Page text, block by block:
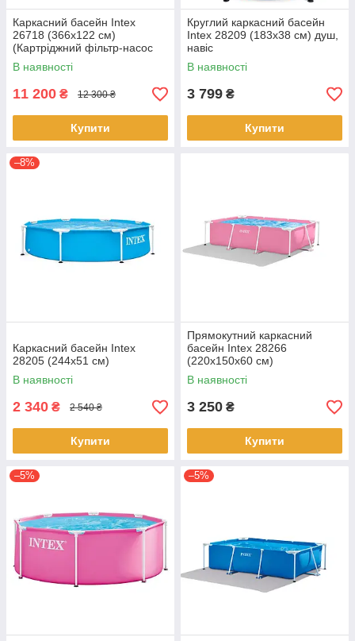
Каркасний басейн Intex
26718 (366x122 см)
(Картріджний фільтр-насос
3785 л/год, драбина)
В наявності
11 200 ₴ 12 300 ₴
Купити
Круглий каркасний басейн
Intex 28209 (183х38 см) душ,
навіс
В наявності
3 799 ₴
Купити
–8%
Каркасний басейн Intex
28205 (244x51 см)
В наявності
2 340 ₴ 2 540 ₴
Купити
Прямокутний каркасний
басейн Intex 28266
(220х150х60 см)
В наявності
3 250 ₴
Купити
–5% –5%